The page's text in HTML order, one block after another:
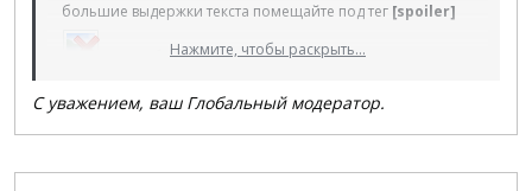
большие выдержки текста помещайте под тег [spoiler]
подробнее), там где это поддерживается
короткое и эргономичное сообщение привлекает
больше внимания, и шансы на получение конкретного
Нажмите, чтобы раскрыть...
С уважением, ваш Глобальный модератор.